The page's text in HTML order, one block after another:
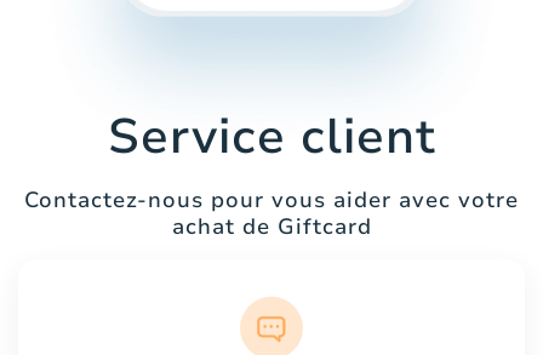
Service client
Contactez-nous pour vous aider avec votre
achat de Giftcard